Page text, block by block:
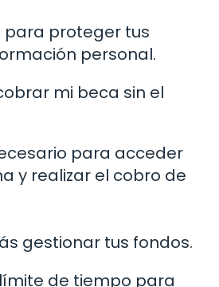
para proteger tus
personal.
mi beca sin el
para acceder
y realizar el cobro de
gestionar tus fondos.
de tiempo para